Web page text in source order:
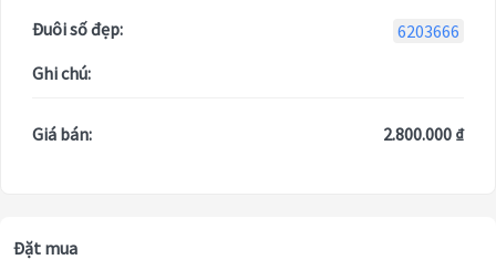
Đuôi số đẹp:
6203666
Ghi chú:
Giá bán: 2.800.000 ₫
Đặt mua